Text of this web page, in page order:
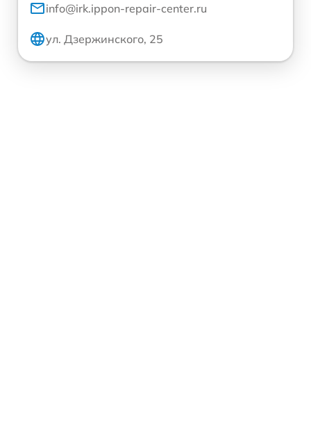
info@irk.ippon-repair-center.ru
ул. Дзержинского, 25